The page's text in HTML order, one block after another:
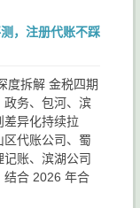
，注册代账不踩
度拆解 金税四期
政务、包河、滨
差异化持续拉
代账公司、蜀
账、滨湖公司
结合 2026 年合